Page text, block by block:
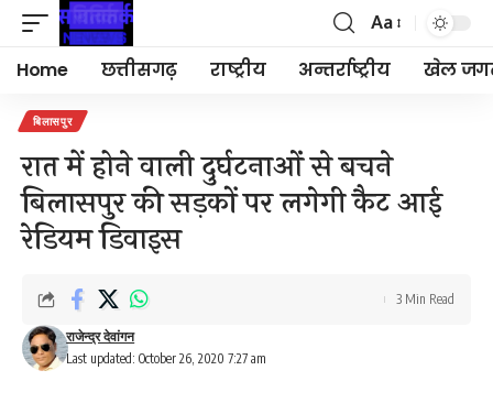
Font
Resizer
Aa
Home छत्तीसगढ़ राष्ट्रीय अन्तर्राष्ट्रीय खेल
बिलासपुर
रात में होने वाली दुर्घटनाओं से बचने
बिलासपुर की सड़कों पर लगेगी कैट आई
रेडियम डिवाइस
Last updated: October 26, 2020 7:27 am
राजेन्द्र देवांगन
3 Min Read